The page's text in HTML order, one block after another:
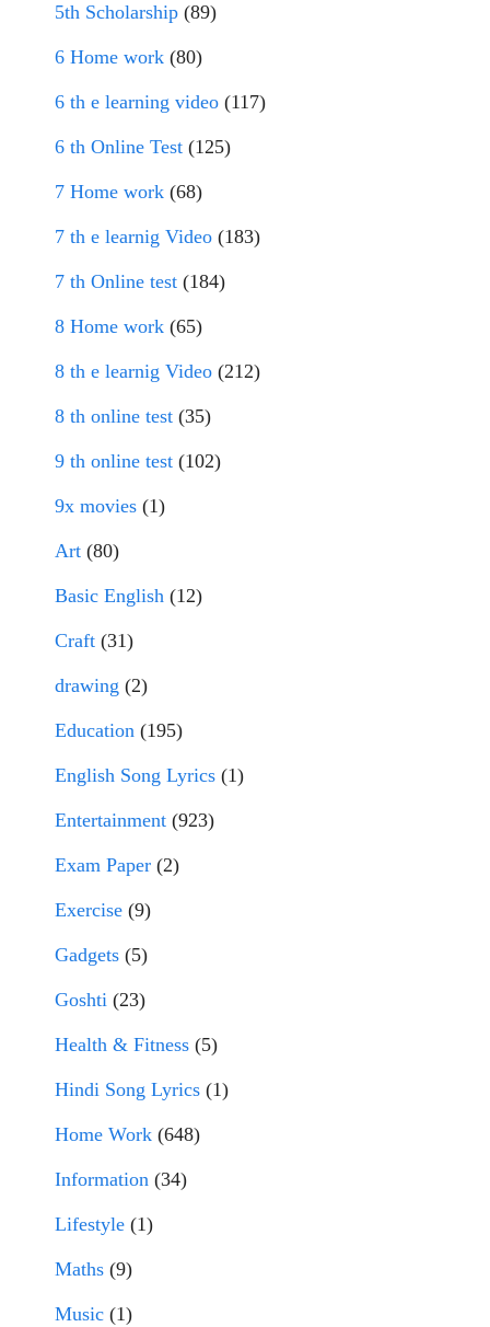
5th Scholarship (89)
6 Home work (80)
6 th e learning video (117)
6 th Online Test (125)
7 Home work (68)
7 th e learnig Video (183)
7 th Online test (184)
8 Home work (65)
8 th e learnig Video (212)
8 th online test (35)
9 th online test (102)
9x movies (1)
Art (80)
Basic English (12)
Craft (31)
drawing (2)
Education (195)
English Song Lyrics (1)
Entertainment (923)
Exam Paper (2)
Exercise (9)
Gadgets (5)
Goshti (23)
Health & Fitness (5)
Hindi Song Lyrics (1)
Home Work (648)
Information (34)
Lifestyle (1)
Maths (9)
Music (1)